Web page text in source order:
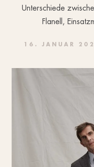
Unterschiede
Flanell,
16. JANUAR